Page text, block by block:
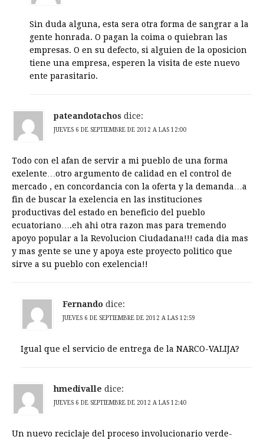
Sin duda alguna, esta sera otra forma de sangrar a la
gente honrada. O pagan la coima o quiebran las
empresas. O en su defecto, si alguien de la oposicion
tiene una empresa, esperen la visita de este nuevo
ente parasitario.
pateandotachos dice:
JUEVES 6 DE SEPTIEMBRE DE 2012 A LAS 12:00
Todo con el afan de servir a mi pueblo de una forma
exelente…otro argumento de calidad en el control de
mercado , en concordancia con la oferta y la demanda…a
fin de buscar la exelencia en las instituciones
productivas del estado en beneficio del pueblo
ecuatoriano….eh ahi otra razon mas para tremendo
apoyo popular a la Revolucion Ciudadana!!! cada dia mas
y mas gente se une y apoya este proyecto politico que
sirve a su pueblo con exelencia!!
Fernando dice:
JUEVES 6 DE SEPTIEMBRE DE 2012 A LAS 12:59
Igual que el servicio de entrega de la NARCO-VALIJA?
hmedivalle dice:
JUEVES 6 DE SEPTIEMBRE DE 2012 A LAS 12:40
Un nuevo reciclaje del proceso involucionario verde-